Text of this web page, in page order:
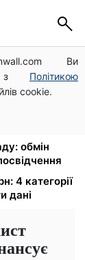
Ви
з Політикою
cookie.
від 2595
обмін
4 категорії
дані